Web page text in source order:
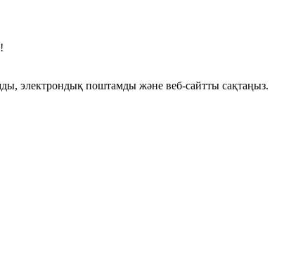
электрондық поштамды және веб-сайтты сақтаңыз.